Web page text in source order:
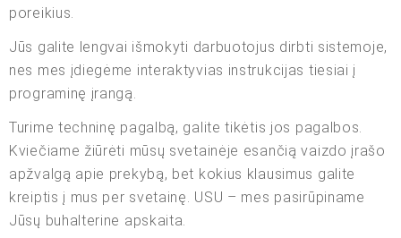
poreikius.
Jūs galite lengvai išmokyti darbuotojus dirbti sistemoje,
nes mes įdiegėme interaktyvias instrukcijas tiesiai į
programinę įrangą.
Turime techninę pagalbą, galite tikėtis jos pagalbos.
Kviečiame žiūrėti mūsų svetainėje esančią vaizdo įrašo
apžvalgą apie prekybą, bet kokius klausimus galite
kreiptis į mus per svetainę. USU – mes pasirūpiname
Jūsų buhalterine apskaita.